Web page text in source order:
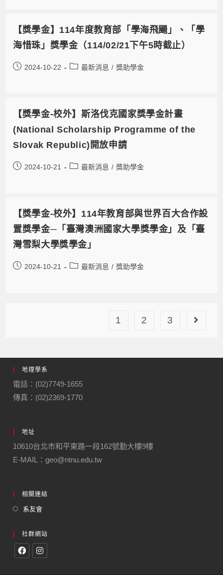
【獎學金】114年度教育部「學海飛颺」、「學
海惜珠」獎學金（114/02/21下午5時截止）
2024-10-22 最新消息 / 獎助學金
【獎學金-校外】斯洛伐克國家獎學金計畫
(National Scholarship Programme of the
Slovak Republic)開放申請
2024-10-21 最新消息 / 獎助學金
【獎學金-校外】114年教育部與世界百大合作設
置獎學金─「臺灣澳洲國家大學獎學金」及「臺
灣雪梨大學獎學金」
2024-10-21 最新消息 / 獎助學金
1 2 3
地理學系
電話：(02)7749-1655
傳真：(02)2369-1770
地址
10610台北市和平東路一段162號勤大樓9樓
E-MAIL：geo@ntnu.edu.tw
相關連結
系友會
社群網站